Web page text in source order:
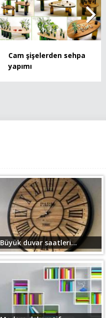
Cam şişelerden sehpa
yapımı
Büyük duvar saatleri...